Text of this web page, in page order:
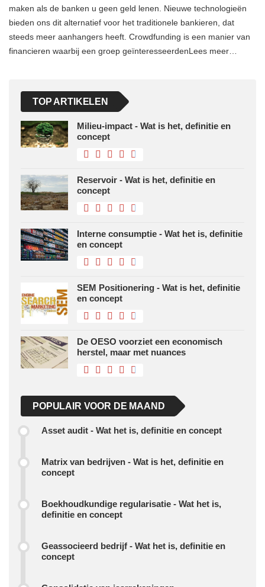
maken als de banken u geen geld lenen. Nieuwe technologieën
bieden ons dit alternatief voor het traditionele bankieren, dat
steeds meer aanhangers heeft. Crowdfunding is een manier van
financieren waarbij een groep geïnteresseerdenLees meer…
TOP ARTIKELEN
Milieu-impact - Wat is het, definitie en
concept
Reservoir - Wat is het, definitie en
concept
Interne consumptie - Wat het is, definitie
en concept
SEM Positionering - Wat is het, definitie
en concept
De OESO voorziet een economisch
herstel, maar met nuances
POPULAIR VOOR DE MAAND
Asset audit - Wat het is, definitie en concept
Matrix van bedrijven - Wat is het, definitie en
concept
Boekhoudkundige regularisatie - Wat het is,
definitie en concept
Geassocieerd bedrijf - Wat het is, definitie en
concept